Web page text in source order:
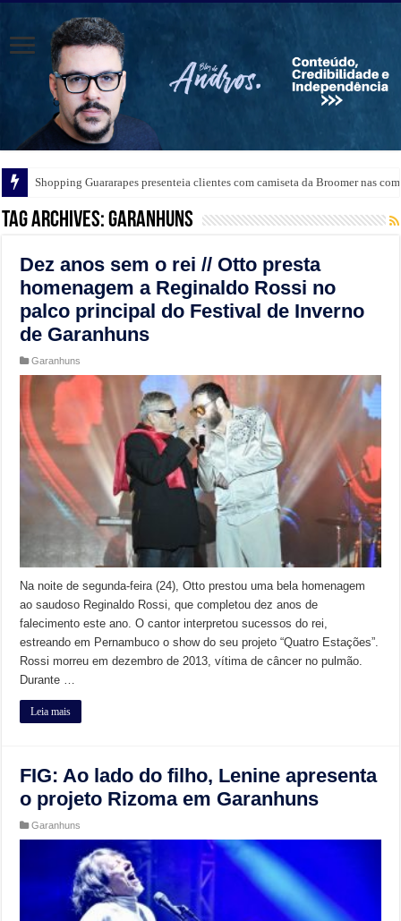
Shopping Guararapes presenteia clientes com camiseta da Broomer nas
Tag Archives:garanhuns
Dez anos sem o rei // Otto presta
homenagem a Reginaldo Rossi no
palco principal do Festival de Inverno
de Garanhuns
Garanhuns
Na noite de segunda-feira (24), Otto prestou uma bela homenagem
ao saudoso Reginaldo Rossi, que completou dez anos de
falecimento este ano. O cantor interpretou sucessos do rei,
estreando em Pernambuco o show do seu projeto “Quatro Estações”.
Rossi morreu em dezembro de 2013, vítima de câncer no pulmão.
Durante …
Leia mais
FIG: Ao lado do filho, Lenine apresenta
o projeto Rizoma em Garanhuns
Garanhuns